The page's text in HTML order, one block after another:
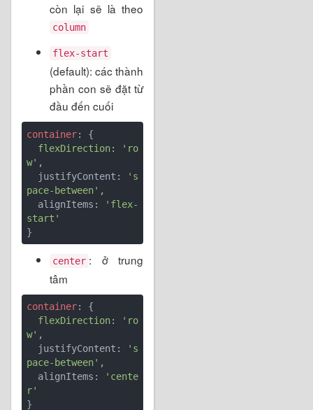
còn lại sẽ là theo
column
flex-start
(default): các thành
phần con sẽ đặt từ
đầu đến cuối
container: {
flexDirection:
'ro
w' ,
  justifyContent:
's
pace-between' ,
  alignItems:
'flex-
start'
center : ở trung
tâm
container: {
flexDirection:
'ro
w' ,
  justifyContent:
's
pace-between' ,
  alignItems:
'cente
r'